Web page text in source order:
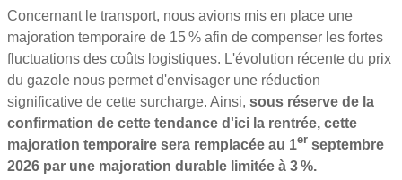
Concernant le transport, nous avions mis en place une
majoration temporaire de 15 % afin de compenser les fortes
fluctuations des coûts logistiques. L'évolution récente du prix
du gazole nous permet d'envisager une réduction
significative de cette surcharge. Ainsi, sous réserve de la
confirmation de cette tendance d'ici la rentrée, cette
majoration temporaire sera remplacée au 1er septembre
2026 par une majoration durable limitée à 3 %.